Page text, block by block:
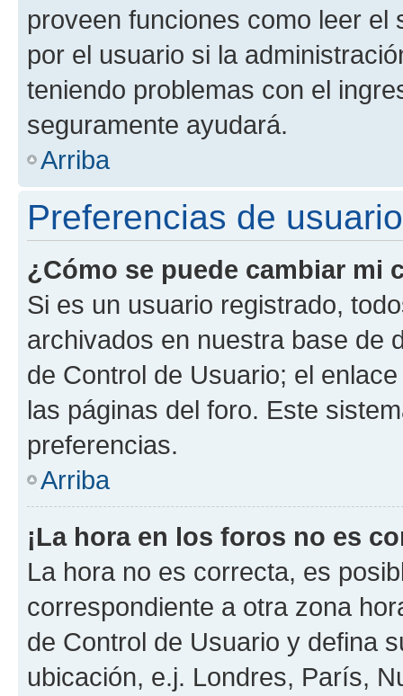
proveen funciones como leer el
por el usuario si la
teniendo problemas con el
seguramente ayudará.
Arriba
Preferencias de
¿Cómo se puede cambiar mi
Si es un usuario registrado,
archivados en nuestra base de
de Control de Usuario; el
las páginas del foro. Este
preferencias.
Arriba
¡La hora en los foros no es
La hora no es correcta, es
correspondiente a otra zona
de Control de Usuario y defina
ubicación, e.j. Londres, París,